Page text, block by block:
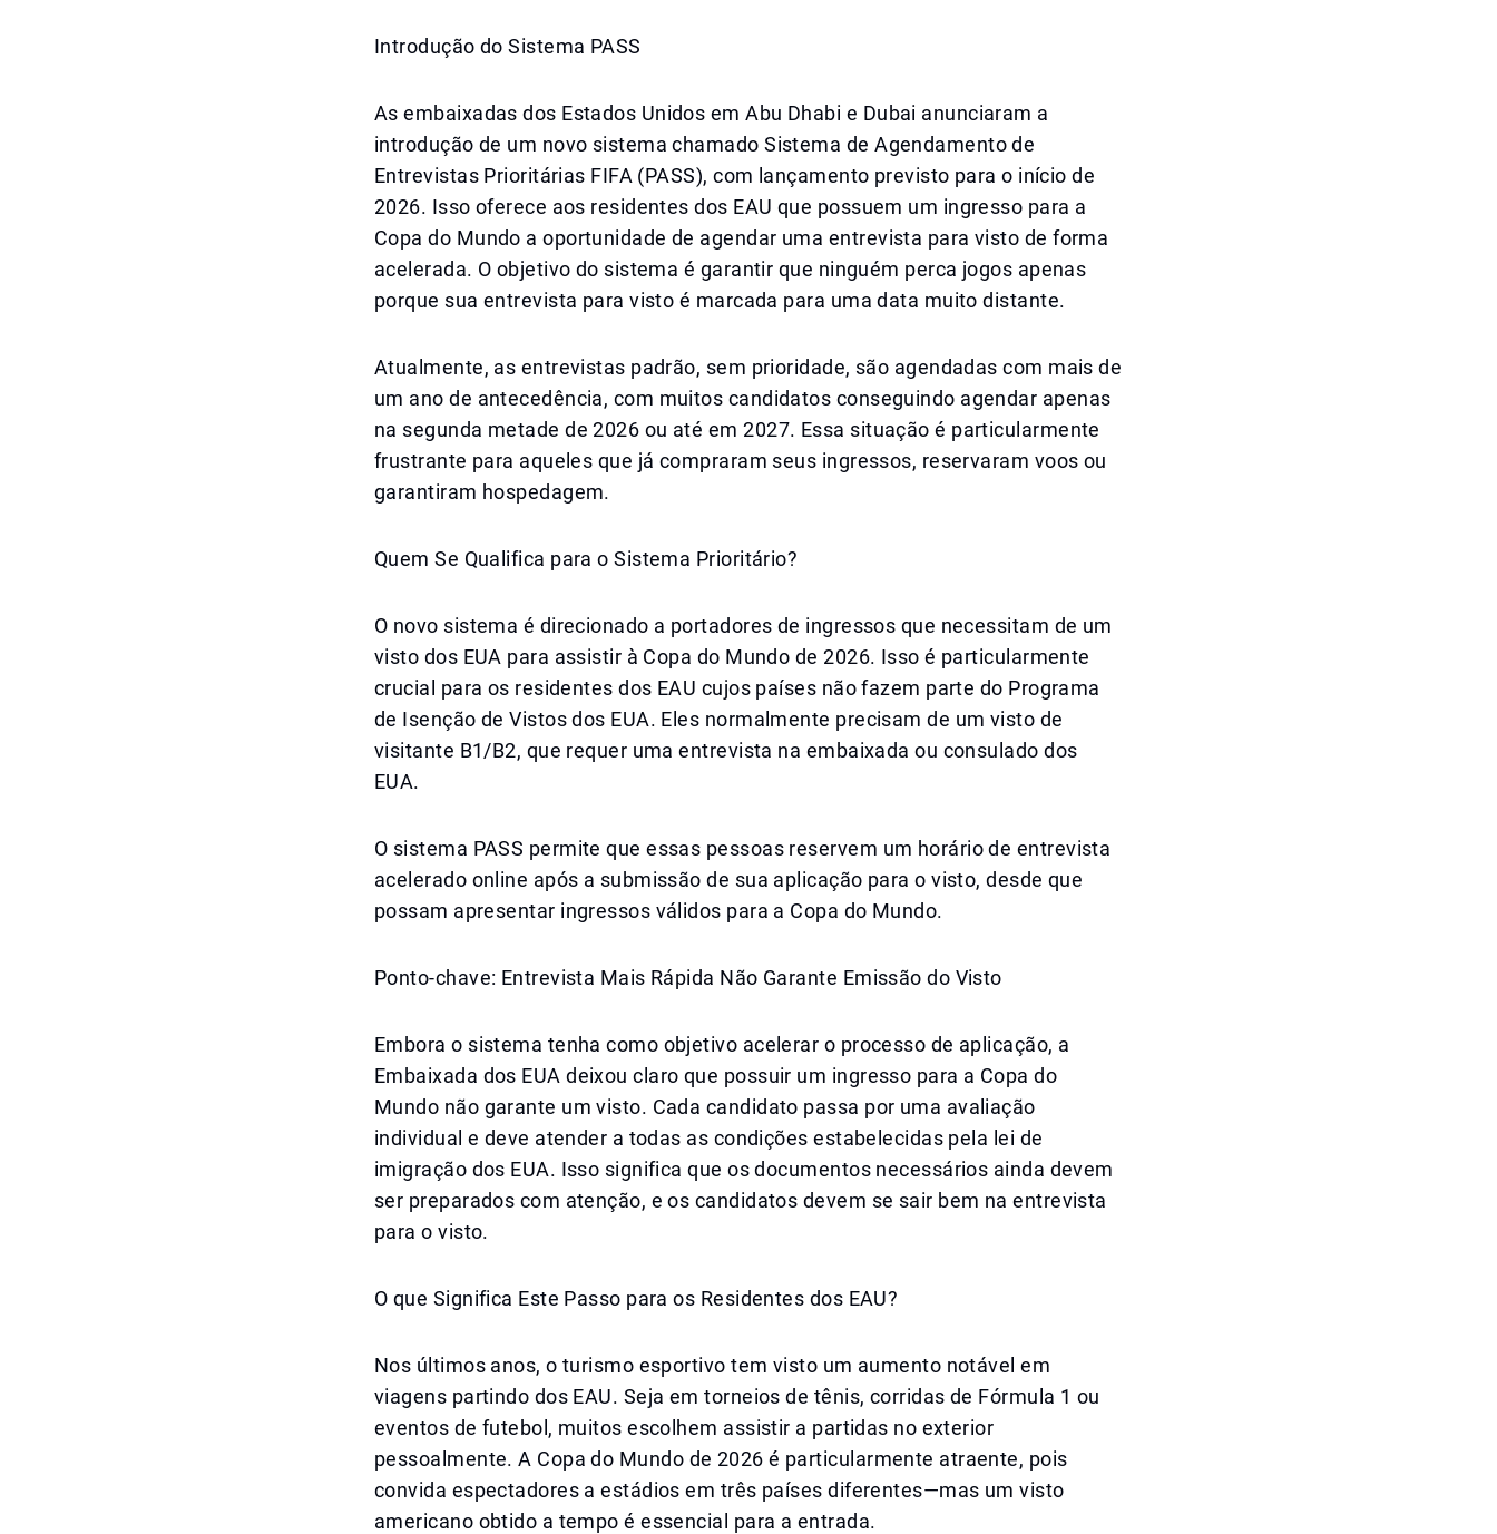
Introdução do Sistema PASS
As embaixadas dos Estados Unidos em Abu Dhabi e Dubai anunciaram a
introdução de um novo sistema chamado Sistema de Agendamento de
Entrevistas Prioritárias FIFA (PASS), com lançamento previsto para o início de
2026. Isso oferece aos residentes dos EAU que possuem um ingresso para a
Copa do Mundo a oportunidade de agendar uma entrevista para visto de forma
acelerada. O objetivo do sistema é garantir que ninguém perca jogos apenas
porque sua entrevista para visto é marcada para uma data muito distante.
Atualmente, as entrevistas padrão, sem prioridade, são agendadas com mais de
um ano de antecedência, com muitos candidatos conseguindo agendar apenas
na segunda metade de 2026 ou até em 2027. Essa situação é particularmente
frustrante para aqueles que já compraram seus ingressos, reservaram voos ou
garantiram hospedagem.
Quem Se Qualifica para o Sistema Prioritário?
O novo sistema é direcionado a portadores de ingressos que necessitam de um
visto dos EUA para assistir à Copa do Mundo de 2026. Isso é particularmente
crucial para os residentes dos EAU cujos países não fazem parte do Programa
de Isenção de Vistos dos EUA. Eles normalmente precisam de um visto de
visitante B1/B2, que requer uma entrevista na embaixada ou consulado dos
EUA.
O sistema PASS permite que essas pessoas reservem um horário de entrevista
acelerado online após a submissão de sua aplicação para o visto, desde que
possam apresentar ingressos válidos para a Copa do Mundo.
Ponto-chave: Entrevista Mais Rápida Não Garante Emissão do Visto
Embora o sistema tenha como objetivo acelerar o processo de aplicação, a
Embaixada dos EUA deixou claro que possuir um ingresso para a Copa do
Mundo não garante um visto. Cada candidato passa por uma avaliação
individual e deve atender a todas as condições estabelecidas pela lei de
imigração dos EUA. Isso significa que os documentos necessários ainda devem
ser preparados com atenção, e os candidatos devem se sair bem na entrevista
para o visto.
O que Significa Este Passo para os Residentes dos EAU?
Nos últimos anos, o turismo esportivo tem visto um aumento notável em
viagens partindo dos EAU. Seja em torneios de tênis, corridas de Fórmula 1 ou
eventos de futebol, muitos escolhem assistir a partidas no exterior
pessoalmente. A Copa do Mundo de 2026 é particularmente atraente, pois
convida espectadores a estádios em três países diferentes—mas um visto
americano obtido a tempo é essencial para a entrada.